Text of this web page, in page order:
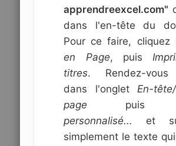
apprendreexcel.com"
dans l'en-tête du
Pour ce faire, cliquez
en Page, puis
titres. Rendez-vous
dans l'onglet En-
page puis
personnalisé...
et
simplement le texte